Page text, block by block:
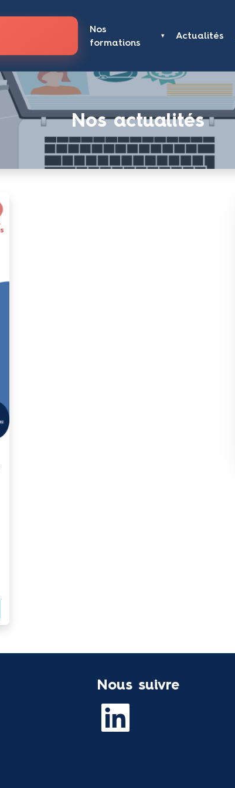
Nos
formations
▾ Actualités
Nos actualités
Nous suivre